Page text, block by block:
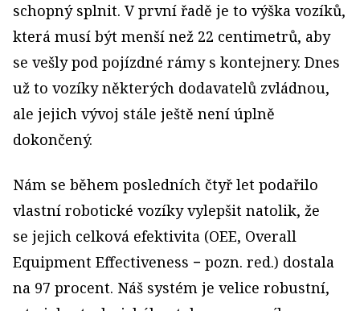
schopný splnit. V první řadě je to výška vozíků,
která musí být menší než 22 centimetrů, aby
se vešly pod pojízdné rámy s kontejnery. Dnes
už to vozíky některých dodavatelů zvládnou,
ale jejich vývoj stále ještě není úplně
dokončený.
Nám se během posledních čtyř let podařilo
vlastní robotické vozíky vylepšit natolik, že
se jejich celková efektivita (OEE, Overall
Equipment Effectiveness − pozn. red.) dostala
na 97 procent. Náš systém je velice robustní,